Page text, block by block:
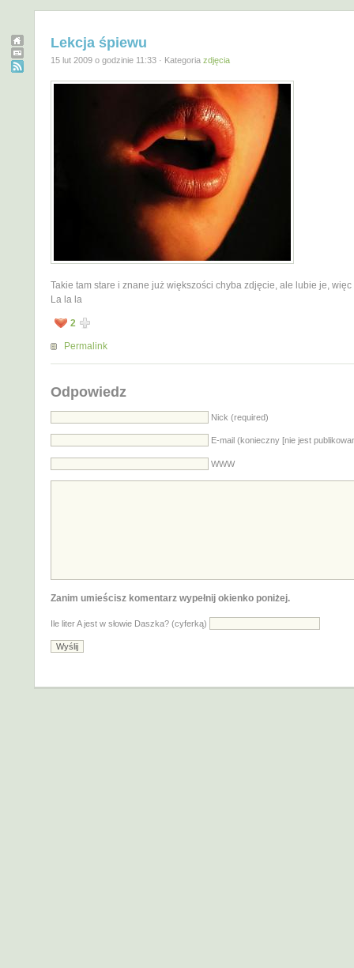
Lekcja śpiewu
15 lut 2009 o godzinie 11:33 · Kategoria zdjęcia
Takie tam stare i znane już większości chyba zdjęcie, ale lubie je, więc
La la la
2
Permalink
Odpowiedz
Nick (required)
E-mail (konieczny [nie jest
WWW
Zanim umieścisz komentarz wypełnij okienko poniżej.
Ile liter A jest w słowie Daszka? (cyferką)